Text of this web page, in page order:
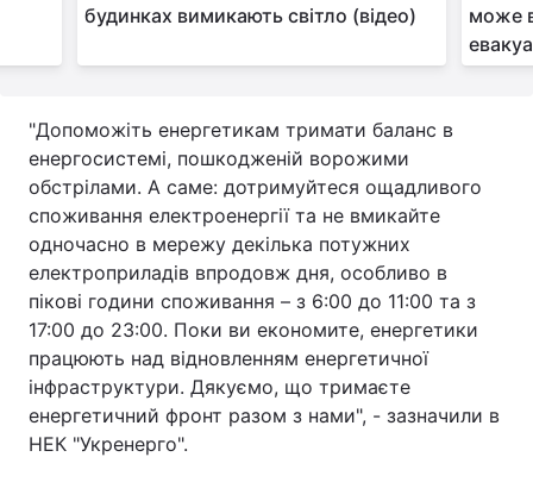
будинках вимикають світло (відео)
може
"Допоможіть енергетикам тримати баланс в
енергосистемі, пошкодженій ворожими
обстрілами. А саме: дотримуйтеся ощадливого
споживання електроенергії та не вмикайте
одночасно в мережу декілька потужних
електроприладів впродовж дня, особливо в
пікові години споживання – з 6:00 до 11:00 та з
17:00 до 23:00. Поки ви економите, енергетики
працюють над відновленням енергетичної
інфраструктури. Дякуємо, що тримаєте
енергетичний фронт разом з нами", - зазначили в
НЕК "Укренерго".